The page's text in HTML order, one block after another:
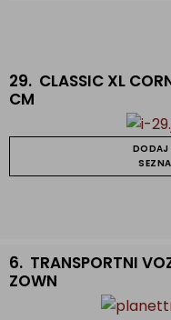
29. CLASSIC XL
CM
DODAJ
6. TRANSPORTNI
ZOWN